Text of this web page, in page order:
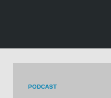
PODCAST